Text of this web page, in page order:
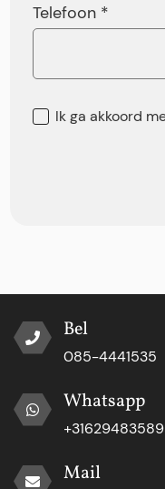
Telefoon *
Ik ga akkoord
Bel
085-4441535
Whatsapp
+31629483589
Mail